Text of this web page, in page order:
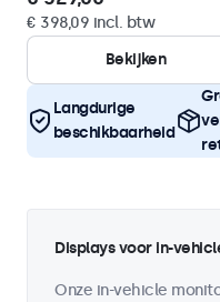
€ 398,09 incl. btw
Bekijken
Langdurige
beschikbaarheid
Displays voor in-
Onze in-vehicle